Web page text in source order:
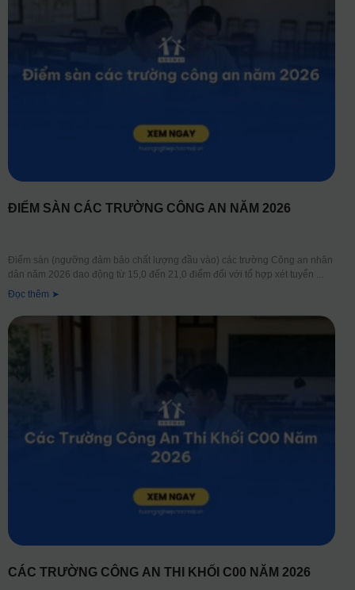
ĐIỂM SÀN CÁC TRƯỜNG CÔNG AN NĂM 2026
Điểm sàn (ngưỡng đảm bảo chất lượng đầu vào) các trường Công an nhân
dân năm 2026 dao động từ 15,0 đến 21,0 điểm đối với tổ hợp xét tuyển
Đọc thêm ➤
CÁC TRƯỜNG CÔNG AN THI KHỐI C00 NĂM 2026